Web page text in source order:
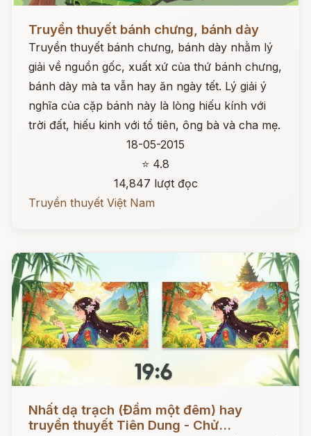
Đọc ngay
Truyền thuyết bánh chưng, bánh dày
Truyền thuyết bánh chưng, bánh dày nhằm lý
giải về nguồn gốc, xuất xứ của thứ bánh chưng,
bánh dày mà ta vẫn hay ăn ngày tết. Lý giải ý
nghĩa của cặp bánh này là lòng hiếu kính với
trời đất, hiếu kinh với tổ tiên, ông bà và cha mẹ.
18-05-2015
⭐ 4.8
14,847 lượt đọc
Truyền thuyết Việt Nam
Đọc ngay
Nhất dạ trạch (Đầm một đêm) hay
truyền thuyết Tiên Dung - Chử...